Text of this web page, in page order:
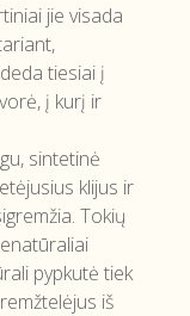
jie visada
tiesiai į
į kurį ir
sintetinė
klijus ir
Tokių
pypkutė tiek
iš